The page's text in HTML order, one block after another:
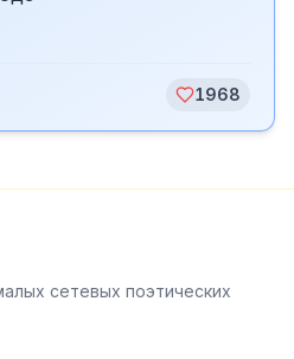
1968
сетевых поэтических